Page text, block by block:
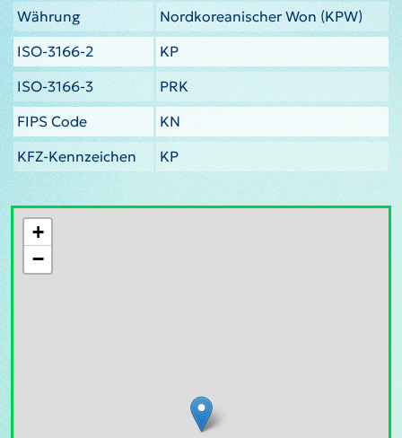
Währung
Nordkoreanischer Won (KPW)
ISO-3166-2
KP
ISO-3166-3
PRK
FIPS Code
KN
KFZ-Kennzeichen
KP
+
−